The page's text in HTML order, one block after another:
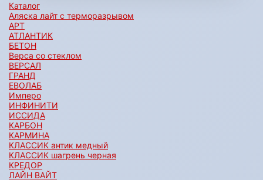
Каталог
Аляска лайт с терморазрывом
АРТ
АТЛАНТИК
БЕТОН
Верса со стеклом
ВЕРСАЛ
ГРАНД
ЕВОЛАБ
Имперо
ИНФИНИТИ
ИССИДА
КАРБОН
КАРМИНА
КЛАССИК антик медный
КЛАССИК шагрень черная
КРЕДОР
ЛАЙН ВАЙТ